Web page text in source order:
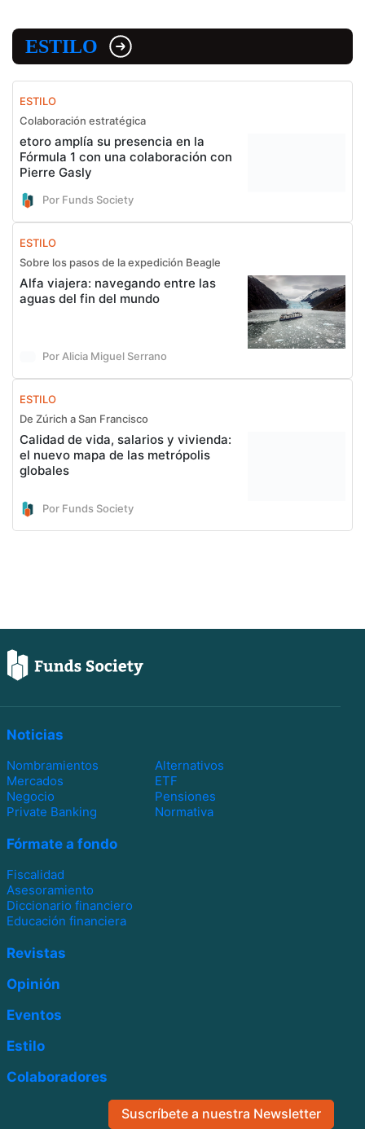
ESTILO
ESTILO
Colaboración estratégica
etoro amplía su presencia en la
Fórmula 1 con una colaboración con
Pierre Gasly
Por Funds Society
ESTILO
Sobre los pasos de la expedición Beagle
Alfa viajera: navegando entre las
aguas del fin del mundo
Por Alicia Miguel Serrano
ESTILO
De Zúrich a San Francisco
Calidad de vida, salarios y vivienda:
el nuevo mapa de las metrópolis
globales
Por Funds Society
Noticias
Nombramientos
Alternativos
Mercados
ETF
Negocio
Pensiones
Private Banking
Normativa
Fórmate a fondo
Fiscalidad
Asesoramiento
Diccionario financiero
Educación financiera
Revistas
Opinión
Eventos
Estilo
Colaboradores
Suscríbete a nuestra Newsletter